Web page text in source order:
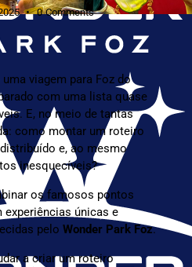
0 Comments
viagem para Foz do
com uma lista quase
E, no meio de tantas
como montar um roteiro
e, ao mesmo
inesquecíveis?
os famosos pontos
únicas e
pelo Wonder Park Foz.
a criar um roteiro